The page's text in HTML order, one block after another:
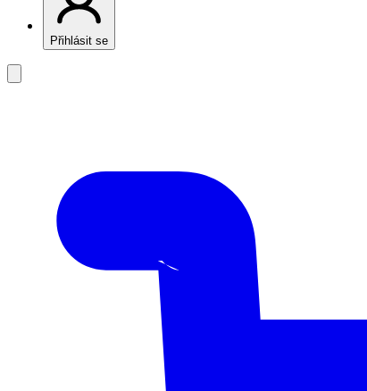
Přihlásit se